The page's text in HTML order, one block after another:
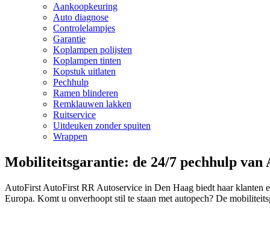
Aankoopkeuring
Auto diagnose
Controlelampjes
Garantie
Koplampen polijsten
Koplampen tinten
Kopstuk uitlaten
Pechhulp
Ramen blinderen
Remklauwen lakken
Ruitservice
Uitdeuken zonder spuiten
Wrappen
Mobiliteitsgarantie: de 24/7 pechhulp van
AutoFirst AutoFirst RR Autoservice in Den Haag biedt haar klanten
Europa. Komt u onverhoopt stil te staan met autopech? De